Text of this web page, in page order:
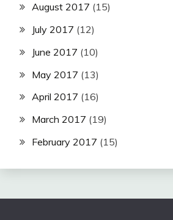
August 2017 (15)
July 2017 (12)
June 2017 (10)
May 2017 (13)
April 2017 (16)
March 2017 (19)
February 2017 (15)